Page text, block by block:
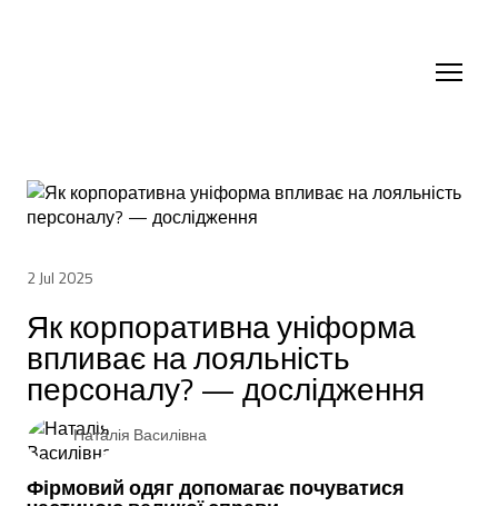
2 Jul 2025
Як корпоративна уніформа
впливає на лояльність
персоналу? — дослідження
Наталія Василівна
Фірмовий одяг допомагає почуватися